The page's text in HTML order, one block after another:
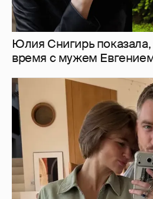
Юлия Снигирь
время с мужем